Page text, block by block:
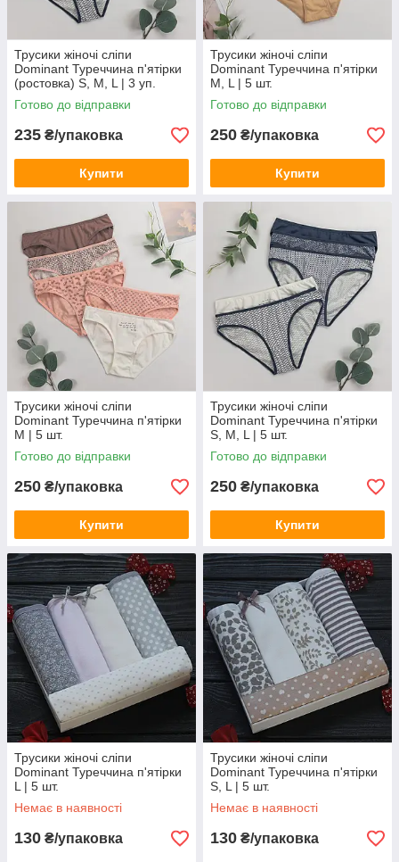
Трусики жіночі сліпи
Dominant Туреччина п'ятірки
(ростовка) S, M, L | 3 уп.
Готово до відправки
235 ₴/упаковка
Купити
Трусики жіночі сліпи
Dominant Туреччина п'ятірки
M, L | 5 шт.
Готово до відправки
250 ₴/упаковка
Купити
Трусики жіночі сліпи
Dominant Туреччина п'ятірки
M | 5 шт.
Готово до відправки
250 ₴/упаковка
Купити
Трусики жіночі сліпи
Dominant Туреччина п'ятірки
S, M, L | 5 шт.
Готово до відправки
250 ₴/упаковка
Купити
Трусики жіночі сліпи
Dominant Туреччина п'ятірки
L | 5 шт.
Немає в наявності
130 ₴/упаковка
Трусики жіночі сліпи
Dominant Туреччина п'ятірки
S, L | 5 шт.
Немає в наявності
130 ₴/упаковка